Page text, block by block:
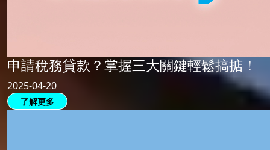
申請稅務貸款？掌握三大關鍵輕鬆搞掂！
2025-04-20
了解更多